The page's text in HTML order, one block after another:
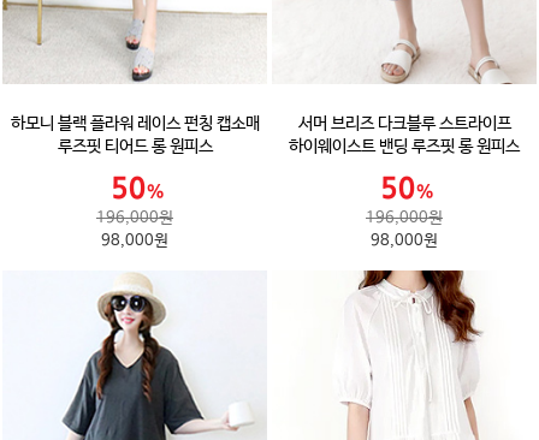
하모니 블랙 플라워 레이스 펀칭 캡소매
루즈핏 티어드 롱 원피스
196,000원
98,000원
서머 브리즈 다크블루 스트라이프
하이웨이스트 밴딩 루즈핏 롱 원피스
196,000원
98,000원